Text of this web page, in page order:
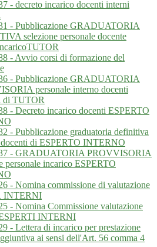
- decreto incarico docenti interni
- Pubblicazione GRADUATORIA
selezione personale docente
- Avvio corsi di formazione del
- Pubblicazione GRADUATORIA
personale interno docenti
di TUTOR
- Decreto incarico docenti ESPERTO
- Pubblicazione graduatoria definitiva
di ESPERTO INTERNO
- GRADUATORIA PROVVISORIA
personale incarico ESPERTO
- Nomina commissione di valutazione
INTERNI
- Nomina Commissione valutazione
INTERNI
- Lettera di incarico per prestazione
ai sensi dell'Art. 56 comma 4